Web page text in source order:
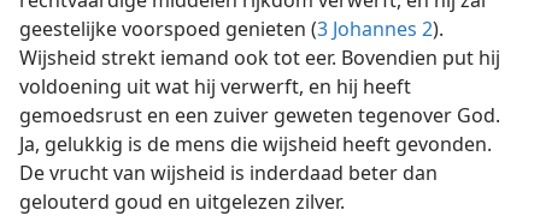
geestelijke voorspoed genieten (3 Johannes 2).
Wijsheid strekt iemand ook tot eer. Bovendien put hij
voldoening uit wat hij verwerft, en hij heeft
gemoedsrust en een zuiver geweten tegenover God.
Ja, gelukkig is de mens die wijsheid heeft gevonden.
De vrucht van wijsheid is inderdaad beter dan
gelouterd goud en uitgelezen zilver.